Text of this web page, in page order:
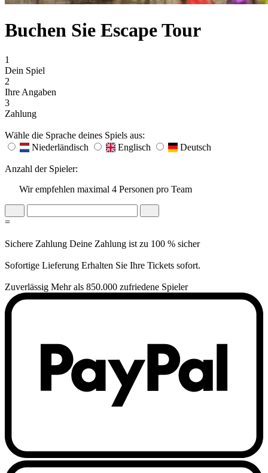
Buchen Sie Escape Tour
1
Dein Spiel
2
Ihre Angaben
3
Zahlung
Wähle die Sprache deines Spiels aus:
Niederländisch
Englisch Deutsch
Anzahl der Spieler:
Wir empfehlen maximal 4 Personen pro Team
=
Sichere Zahlung Deine Zahlung ist zu 100 % sicher
Sofortige Lieferung Erhalten Sie Ihre Tickets sofort.
Zuverlässig Mehr als 850.000 zufriedene Spieler